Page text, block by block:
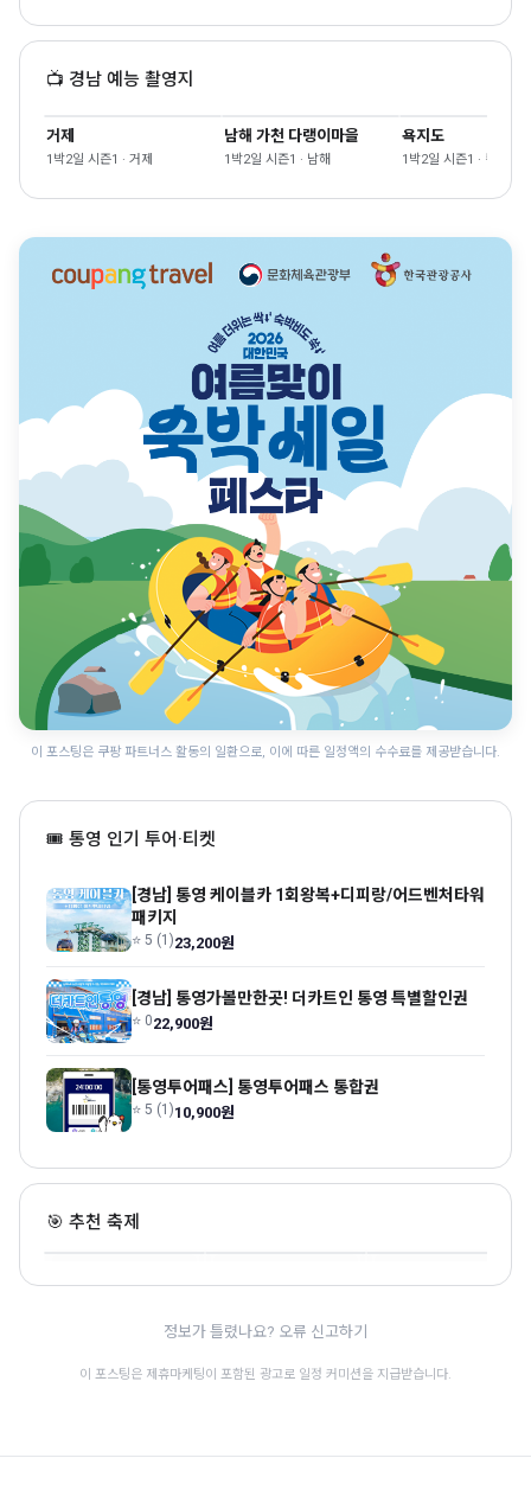
📺 경남 예능 촬영지
거제
1박2일 시즌1 · 거제
남해 가천 다랭이마을
1박2일 시즌1 · 남해
욕지도
1박2일 시즌1 · 통영
이 포스팅은 쿠팡 파트너스 활동의 일환으로, 이에 따른 일정액의 수수료를 제공받습니다.
🎟 통영 인기 투어·티켓
[경남] 통영 케이블카 1회왕복+디피랑/어드벤처타워
패키지
⭐ 5 (1)23,200원
[경남] 통영가볼만한곳! 더카트인 통영 특별할인권
⭐ 022,900원
[통영투어패스] 통영투어패스 통합권
⭐ 5 (1)10,900원
🎯 추천 축제
밀양 수퍼 페스티벌
경남 · 8.7~8.9 · 전통문화
정보가 틀렸나요? 오류 신고하기
이 포스팅은 제휴마케팅이 포함된 광고로 일정 커미션을 지급받습니다.